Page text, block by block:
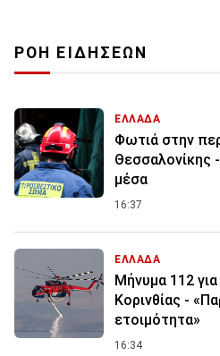
ΡΟΗ ΕΙΔΗΣΕΩΝ
ΕΛΛΑΔΑ
Φωτιά στην
Θεσσαλονίκης
μέσα
16:37
ΕΛΛΑΔΑ
Μήνυμα 112
Κορινθίας -
ετοιμότητα»
16:34